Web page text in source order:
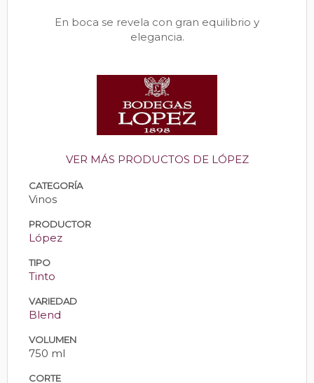
En boca se revela con gran equilibrio y
elegancia.
VER MÁS PRODUCTOS DE LÓPEZ
CATEGORÍA
Vinos
PRODUCTOR
López
TIPO
Tinto
VARIEDAD
Blend
VOLUMEN
750 ml
CORTE